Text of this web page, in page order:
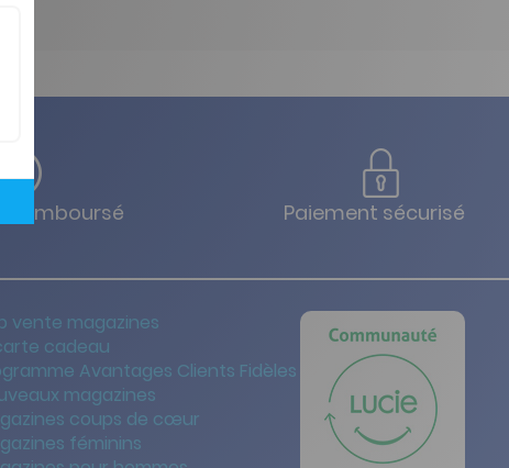
remboursé Paiement sécurisé
vente magazines
cadeau
Avantages Clients Fidèles
magazines
coups de cœur
féminins